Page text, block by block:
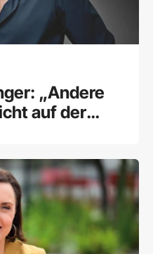
„Andere
auf der